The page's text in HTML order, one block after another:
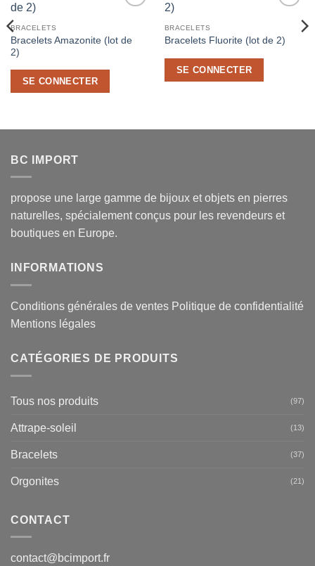
de
souhaits
BRACELETS
Bracelets Amazonite (lot de
2)
SE CONNECTER
de
souhaits
BRACELETS
Bracelets Fluorite (lot de 2)
SE CONNECTER
BC IMPORT
propose une large gamme de bijoux et objets en pierres
naturelles, spécialement conçus pour les revendeurs et
boutiques en Europe.
INFORMATIONS
Conditions générales de ventes Politique de confidentialité
Mentions légales
CATÉGORIES DE PRODUITS
Tous nos produits (97)
Attrape-soleil (13)
Bracelets (37)
Orgonites (21)
CONTACT
contact@bcimport.fr